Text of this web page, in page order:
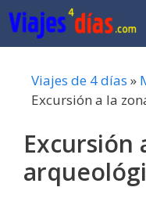
Saltar
al
contenido
Viajes de 4 días »
Excursión a la
Excursión